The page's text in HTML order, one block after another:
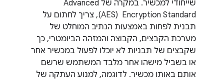
שייחודי למכשיר. במקרה של Advanced
Encryption Standard ‏ (AES)‏, צריך לחתום על
תבנית לפחות באמצעות הנתיב המוחלט של
מערכת הקבצים, הקבוצה והמזהה הביומטרי, כך
שקבצים של תבניות לא יוכלו לפעול במכשיר אחר
או בשביל מישהו אחר מלבד המשתמש שרשם
אותם באותו מכשיר. לדוגמה, למנוע העתקה של